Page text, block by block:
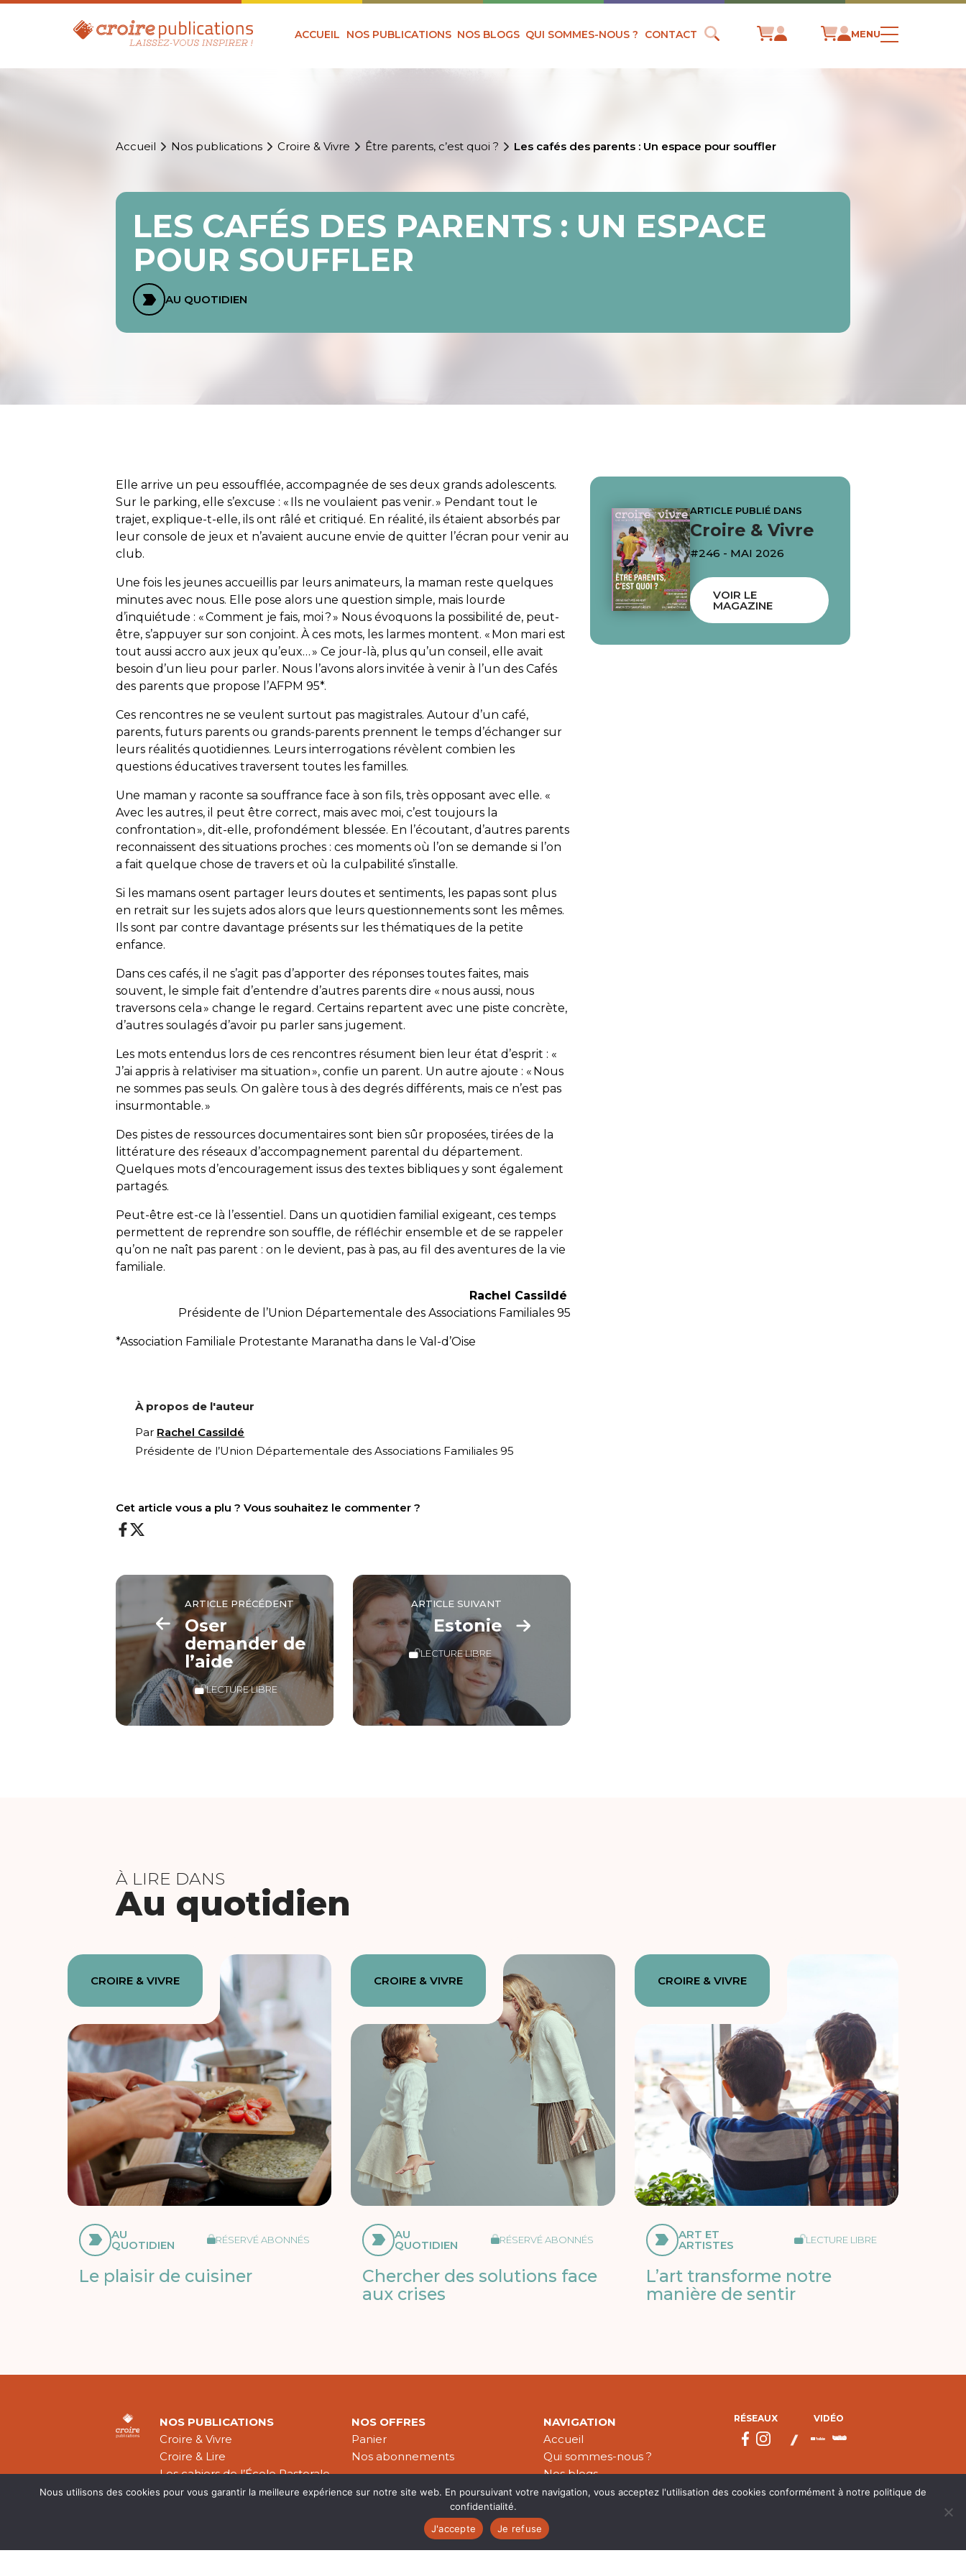
ACCUEIL NOS PUBLICATIONS NOS BLOGS QUI SOMMES-NOUS ? CONTACT MENU
Accueil Nos publications Croire & Vivre Être parents, c’est quoi ? Les cafés des parents : Un espace pour souffler
LES CAFÉS DES PARENTS : UN ESPACE
POUR SOUFFLER
AU QUOTIDIEN
Elle arrive un peu essoufflée, accompagnée de ses deux grands adolescents.
Sur le parking, elle s’excuse : « Ils ne voulaient pas venir. » Pendant tout le
trajet, explique-t-elle, ils ont râlé et critiqué. En réalité, ils étaient absorbés par
leur console de jeux et n’avaient aucune envie de quitter l’écran pour venir au
club.
Une fois les jeunes accueillis par leurs animateurs, la maman reste quelques
minutes avec nous. Elle pose alors une question simple, mais lourde
d’inquiétude : « Comment je fais, moi ? » Nous évoquons la possibilité de, peut-
être, s’appuyer sur son conjoint. À ces mots, les larmes montent. « Mon mari est
tout aussi accro aux jeux qu’eux… » Ce jour-là, plus qu’un conseil, elle avait
besoin d’un lieu pour parler. Nous l’avons alors invitée à venir à l’un des Cafés
des parents que propose l’AFPM 95*.
Ces rencontres ne se veulent surtout pas magistrales. Autour d’un café,
parents, futurs parents ou grands-parents prennent le temps d’échanger sur
leurs réalités quotidiennes. Leurs interrogations révèlent combien les
questions éducatives traversent toutes les familles.
Une maman y raconte sa souffrance face à son fils, très opposant avec elle. «
Avec les autres, il peut être correct, mais avec moi, c’est toujours la
confrontation », dit-elle, profondément blessée. En l’écoutant, d’autres parents
reconnaissent des situations proches : ces moments où l’on se demande si l’on
a fait quelque chose de travers et où la culpabilité s’installe.
Si les mamans osent partager leurs doutes et sentiments, les papas sont plus
en retrait sur les sujets ados alors que leurs questionnements sont les mêmes.
Ils sont par contre davantage présents sur les thématiques de la petite
enfance.
Dans ces cafés, il ne s’agit pas d’apporter des réponses toutes faites, mais
souvent, le simple fait d’entendre d’autres parents dire « nous aussi, nous
traversons cela » change le regard. Certains repartent avec une piste concrète,
d’autres soulagés d’avoir pu parler sans jugement.
Les mots entendus lors de ces rencontres résument bien leur état d’esprit : «
J’ai appris à relativiser ma situation », confie un parent. Un autre ajoute : « Nous
ne sommes pas seuls. On galère tous à des degrés différents, mais ce n’est pas
insurmontable. »
Des pistes de ressources documentaires sont bien sûr proposées, tirées de la
littérature des réseaux d’accompagnement parental du département.
Quelques mots d’encouragement issus des textes bibliques y sont également
partagés.
Peut-être est-ce là l’essentiel. Dans un quotidien familial exigeant, ces temps
permettent de reprendre son souffle, de réfléchir ensemble et de se rappeler
qu’on ne naît pas parent : on le devient, pas à pas, au fil des aventures de la vie
familiale.
Rachel Cassildé
Présidente de l’Union Départementale des Associations Familiales 95
*Association Familiale Protestante Maranatha dans le Val-d’Oise
À propos de l'auteur
Par Rachel Cassildé
Présidente de l’Union Départementale des Associations Familiales 95
Cet article vous a plu ? Vous souhaitez le commenter ?
ARTICLE PRÉCÉDENT
Oser
demander de
l’aide
LECTURE LIBRE
ARTICLE SUIVANT
Estonie
LECTURE LIBRE
ARTICLE PUBLIÉ DANS
Croire & Vivre
#246 - MAI 2026
VOIR LE
MAGAZINE
À LIRE DANS
Au quotidien
CROIRE & VIVRE
AU
QUOTIDIEN RÉSERVÉ ABONNÉS
Le plaisir de cuisiner
CROIRE & VIVRE
AU
QUOTIDIEN RÉSERVÉ ABONNÉS
Chercher des solutions face
aux crises
CROIRE & VIVRE
ART ET
ARTISTES LECTURE LIBRE
L’art transforme notre
manière de sentir
NOS PUBLICATIONS
Croire & Vivre
Croire & Lire
Les cahiers de l’École Pastorale
Théologie Évangélique
NOS OFFRES
Panier
Nos abonnements
NAVIGATION
Accueil
Qui sommes-nous ?
Nos blogs
Nos publications
RÉSEAUX VIDÉO
Nous utilisons des cookies pour vous garantir la meilleure expérience sur notre site web. En poursuivant votre navigation, vous acceptez l'utilisation des cookies conformément à notre politique de
confidentialité.
J'accepte
Je refuse